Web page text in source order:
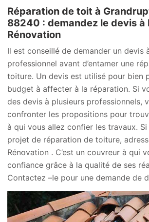
Réparation de toit à
88240 : demandez le devis à
Rénovation
Il est conseillé de demander un devis
professionnel avant d’entamer une
toiture. Un devis est utilisé pour bien
budget à affecter à la réparation. Si
des devis à plusieurs professionnels,
confronter les propositions pour
à qui vous allez confier les travaux.
projet de réparation de toiture,
Rénovation . C’est un couvreur à qui
confiance grâce à la qualité de ses
Contactez –le pour une demande de